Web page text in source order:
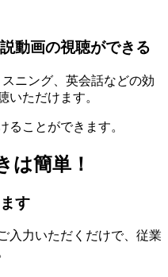
動画の視聴ができる
ニング、英会話などの効
いただけます。
ることができます。
は簡単！
す
入力いただくだけで、従業